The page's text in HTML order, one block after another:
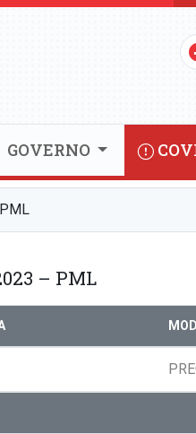
GOVERNO
– PML